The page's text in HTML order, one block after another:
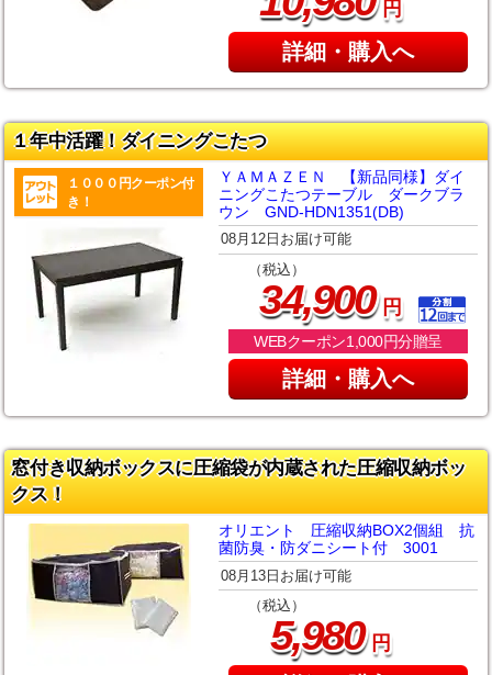
円
詳細・購入へ
１年中活躍！ダイニングこたつ
１０００円クーポン付
き！
ＹＡＭＡＺＥＮ 【新品同様】ダイ
ニングこたつテーブル ダークブラ
ウン GND-HDN1351(DB)
08月12日お届け可能
（税込）
34,900円
WEBクーポン1,000円分贈呈
詳細・購入へ
窓付き収納ボックスに圧縮袋が内蔵された圧縮収納ボッ
クス！
オリエント 圧縮収納BOX2個組 抗
菌防臭・防ダニシート付 3001
08月13日お届け可能
（税込）
5,980円